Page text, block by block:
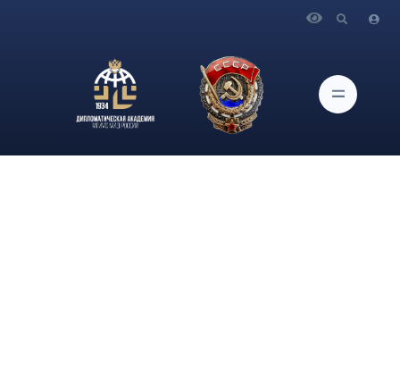
эфире телеканала РБК прокомментировал подготовку к
российско-американскому саммиту в Будапеште, а также
встречу президентов США и Украины